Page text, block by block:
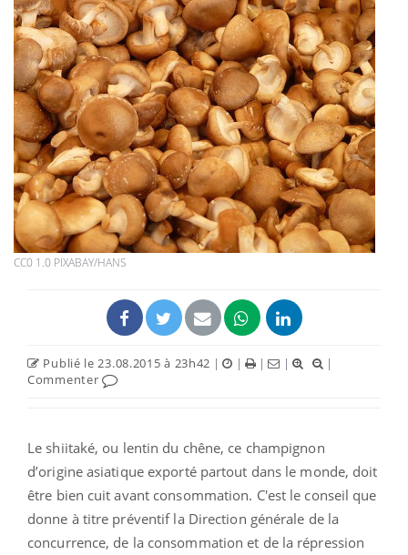
CC0 1.0 PIXABAY/HANS
Publié le 23.08.2015 à 23h42 | | | |
|
Commenter
Le shiitaké, ou lentin du chêne, ce champignon
d’origine asiatique exporté partout dans le monde, doit
être bien cuit avant consommation. C'est le conseil que
donne à titre préventif la Direction générale de la
concurrence, de la consommation et de la répression